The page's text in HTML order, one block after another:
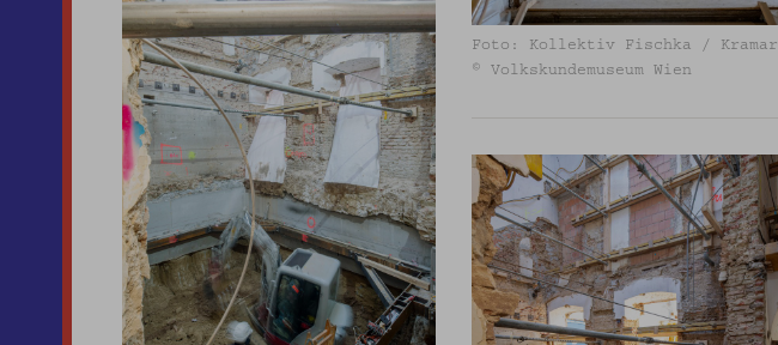
Foto: Kollektiv Fischka / Kramar
© Volkskundemuseum Wien